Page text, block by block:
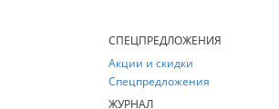
СПЕЦПРЕДЛОЖЕНИЯ
Акции и скидки
Спецпредложения
ЖУРНАЛ